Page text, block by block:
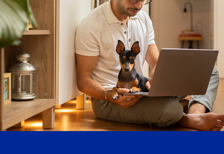
Search products